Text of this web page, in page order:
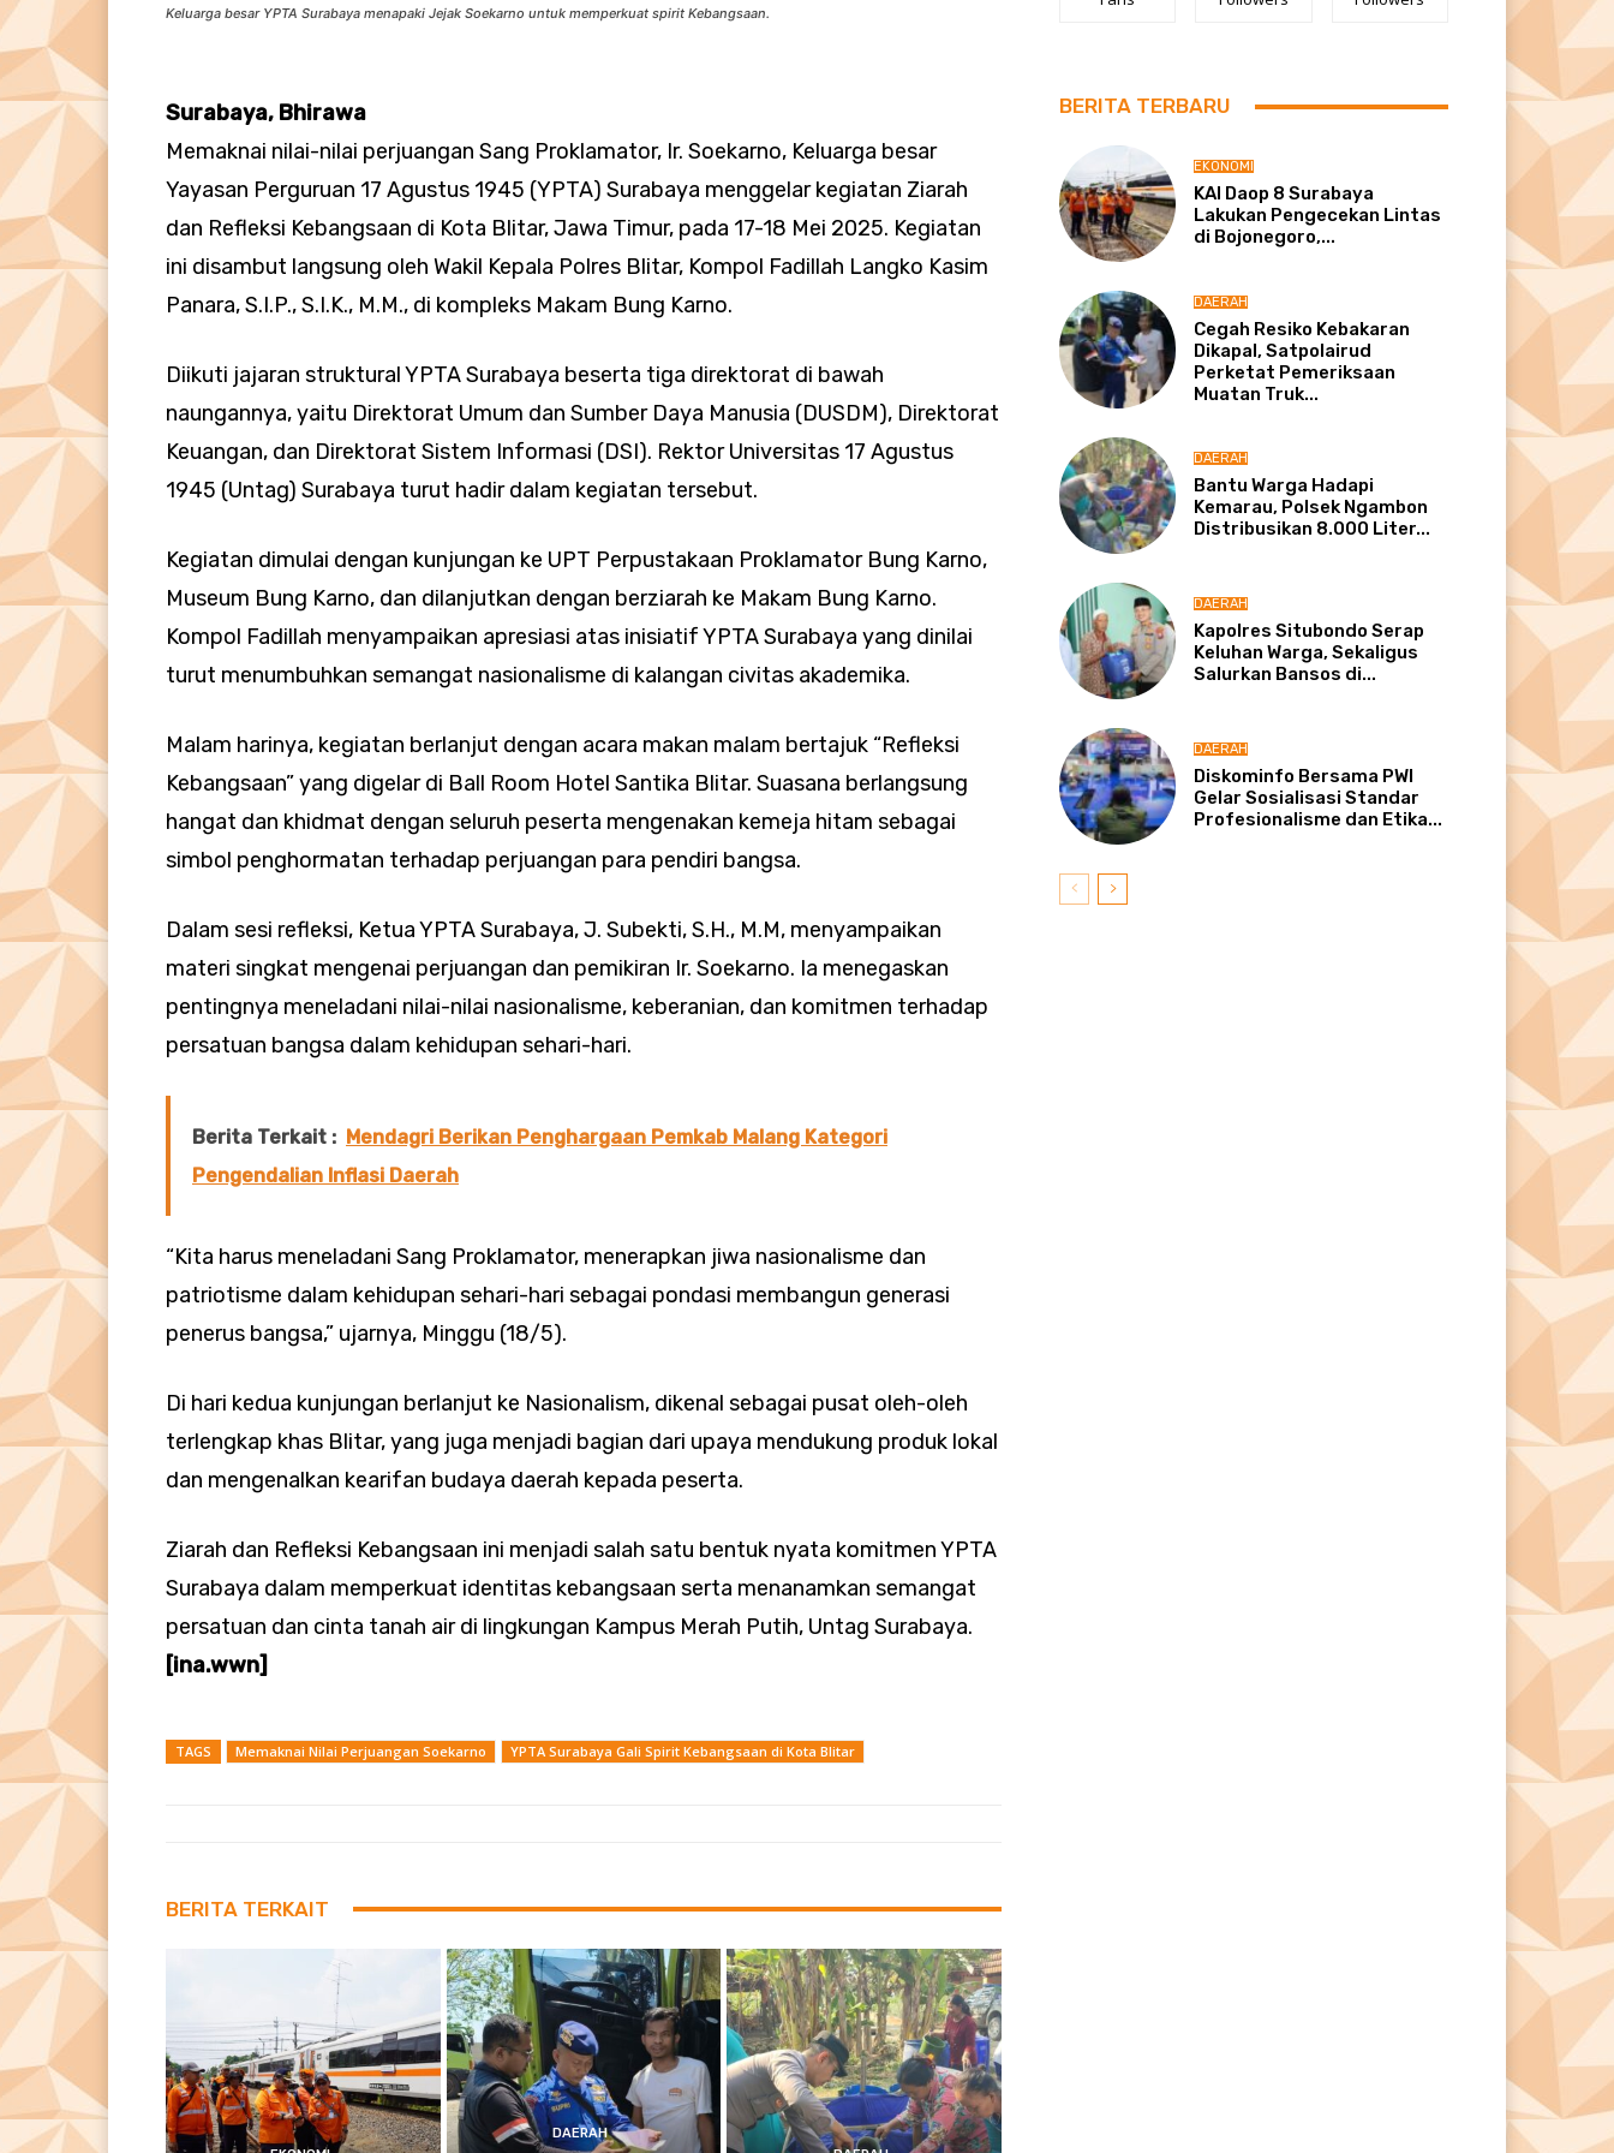
Keluarga besar YPTA Surabaya menapaki Jejak Soekarno untuk memperkuat spirit Kebangsaan.
Surabaya, Bhirawa
Memaknai nilai-nilai perjuangan Sang Proklamator, Ir. Soekarno, Keluarga besar
Yayasan Perguruan 17 Agustus 1945 (YPTA) Surabaya menggelar kegiatan Ziarah
dan Refleksi Kebangsaan di Kota Blitar, Jawa Timur, pada 17-18 Mei 2025. Kegiatan
ini disambut langsung oleh Wakil Kepala Polres Blitar, Kompol Fadillah Langko Kasim
Panara, S.I.P., S.I.K., M.M., di kompleks Makam Bung Karno.
Diikuti jajaran struktural YPTA Surabaya beserta tiga direktorat di bawah
naungannya, yaitu Direktorat Umum dan Sumber Daya Manusia (DUSDM), Direktorat
Keuangan, dan Direktorat Sistem Informasi (DSI). Rektor Universitas 17 Agustus
1945 (Untag) Surabaya turut hadir dalam kegiatan tersebut.
Kegiatan dimulai dengan kunjungan ke UPT Perpustakaan Proklamator Bung Karno,
Museum Bung Karno, dan dilanjutkan dengan berziarah ke Makam Bung Karno.
Kompol Fadillah menyampaikan apresiasi atas inisiatif YPTA Surabaya yang dinilai
turut menumbuhkan semangat nasionalisme di kalangan civitas akademika.
Malam harinya, kegiatan berlanjut dengan acara makan malam bertajuk “Refleksi
Kebangsaan” yang digelar di Ball Room Hotel Santika Blitar. Suasana berlangsung
hangat dan khidmat dengan seluruh peserta mengenakan kemeja hitam sebagai
simbol penghormatan terhadap perjuangan para pendiri bangsa.
Dalam sesi refleksi, Ketua YPTA Surabaya, J. Subekti, S.H., M.M, menyampaikan
materi singkat mengenai perjuangan dan pemikiran Ir. Soekarno. Ia menegaskan
pentingnya meneladani nilai-nilai nasionalisme, keberanian, dan komitmen terhadap
persatuan bangsa dalam kehidupan sehari-hari.
Berita Terkait : Mendagri Berikan Penghargaan Pemkab Malang Kategori
Pengendalian Inflasi Daerah
“Kita harus meneladani Sang Proklamator, menerapkan jiwa nasionalisme dan
patriotisme dalam kehidupan sehari-hari sebagai pondasi membangun generasi
penerus bangsa,” ujarnya, Minggu (18/5).
Di hari kedua kunjungan berlanjut ke Nasionalism, dikenal sebagai pusat oleh-oleh
terlengkap khas Blitar, yang juga menjadi bagian dari upaya mendukung produk lokal
dan mengenalkan kearifan budaya daerah kepada peserta.
Ziarah dan Refleksi Kebangsaan ini menjadi salah satu bentuk nyata komitmen YPTA
Surabaya dalam memperkuat identitas kebangsaan serta menanamkan semangat
persatuan dan cinta tanah air di lingkungan Kampus Merah Putih, Untag Surabaya.
[ina.wwn]
TAGS Memaknai Nilai Perjuangan Soekarno YPTA Surabaya Gali Spirit Kebangsaan di Kota Blitar
BERITA TERKAIT
DAERAH
BERITA TERBARU
EKONOMI
KAI Daop 8 Surabaya
Lakukan Pengecekan Lintas
di Bojonegoro,...
DAERAH
Cegah Resiko Kebakaran
Dikapal, Satpolairud
Perketat Pemeriksaan
Muatan Truk...
DAERAH
Bantu Warga Hadapi
Kemarau, Polsek Ngambon
Distribusikan 8.000 Liter...
DAERAH
Kapolres Situbondo Serap
Keluhan Warga, Sekaligus
Salurkan Bansos di...
DAERAH
Diskominfo Bersama PWI
Gelar Sosialisasi Standar
Profesionalisme dan Etika...